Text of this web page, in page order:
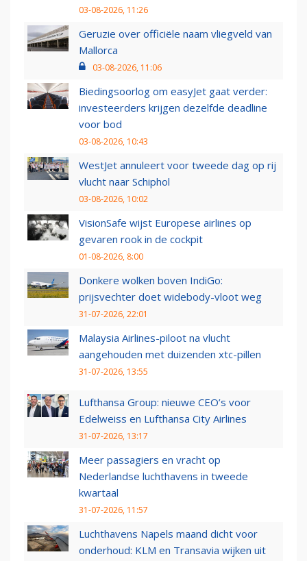
03-08-2026, 11:26
Geruzie over officiële naam vliegveld van
Mallorca
03-08-2026, 11:06
Biedingsoorlog om easyJet gaat verder:
investeerders krijgen dezelfde deadline
voor bod
03-08-2026, 10:43
WestJet annuleert voor tweede dag op rij
vlucht naar Schiphol
03-08-2026, 10:02
VisionSafe wijst Europese airlines op
gevaren rook in de cockpit
01-08-2026, 8:00
Donkere wolken boven IndiGo:
prijsvechter doet widebody-vloot weg
31-07-2026, 22:01
Malaysia Airlines-piloot na vlucht
aangehouden met duizenden xtc-pillen
31-07-2026, 13:55
Lufthansa Group: nieuwe CEO’s voor
Edelweiss en Lufthansa City Airlines
31-07-2026, 13:17
Meer passagiers en vracht op
Nederlandse luchthavens in tweede
kwartaal
31-07-2026, 11:57
Luchthavens Napels maand dicht voor
onderhoud: KLM en Transavia wijken uit